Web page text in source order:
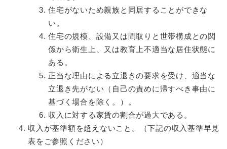
住宅がないため親族と同居することができな
い。
住宅の規模、設備又は間取りと世帯構成との関
係から衛生上、又は教育上不適当な居住状態に
ある。
正当な理由による立退きの要求を受け、適当な
立退き先がない（自己の責めに帰すべき事由に
基づく場合を除く。）。
収入に対する家賃の割合が過大である。
収入が基準額を超えないこと。（下記の収入基準早見
表をご参照ください）